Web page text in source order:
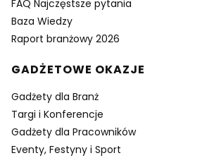
FAQ Najczęstsze pytania
Baza Wiedzy
Raport branżowy 2026
GADŻETOWE OKAZJE
Gadżety dla Branż
Targi i Konferencje
Gadżety dla Pracowników
Eventy, Festyny i Sport